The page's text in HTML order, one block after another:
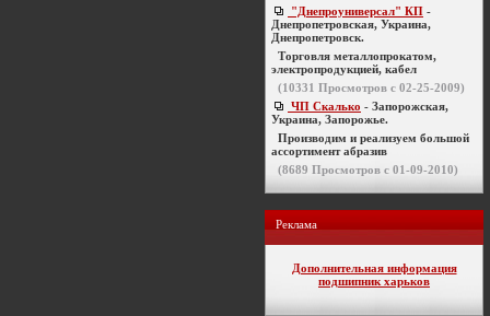
"Днепроуниверсал" КП -
Днепропетровская, Украина,
Днепропетровск.
Торговля металлопрокатом,
электропродукцией, кабел
(10331 Просмотров с 02-25-2009)
ЧП Скалько - Запорожская,
Украина, Запорожье.
Производим и реализуем большой
ассортимент абразив
(8689 Просмотров с 01-09-2010)
Реклама
Дополнительная информация
подшипник харьков